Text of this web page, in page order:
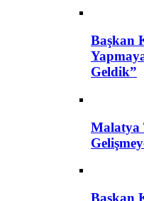
Başkan
Geldik”
Malatya
Başkan